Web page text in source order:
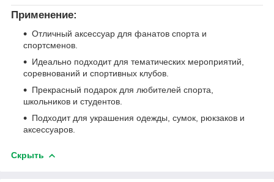
Применение:
Отличный аксессуар для фанатов спорта и
спортсменов.
Идеально подходит для тематических мероприятий,
соревнований и спортивных клубов.
Прекрасный подарок для любителей спорта,
школьников и студентов.
Подходит для украшения одежды, сумок, рюкзаков и
аксессуаров.
Скрыть